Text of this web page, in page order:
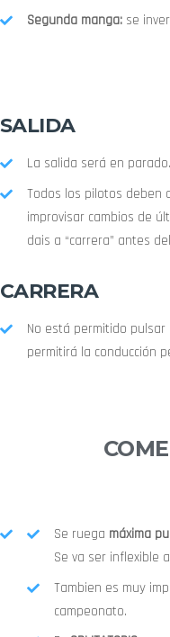
Segunda manga:se
SALIDA
La salida será en parado.
Todos los pilotos deben
improvisar cambios de
dais a “carrera” antes
CARRERA
No está permitido pulsar
permitirá la conducción
Se ruega máxima
Se va ser inflexible
Tambien es muy
campeonato.